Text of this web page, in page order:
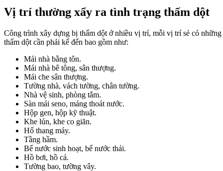
Vị trí thường xẩy ra tình trạng thấm dột
Công trình xây dựng bị thấm dột ở nhiều vị trí, mỗi vị trí sẻ có
thấm dột cần phải kể đến bao gồm như:
Mái nhà bằng tôn.
Mái nhà bê tông, sân thượng.
Mái che sân thượng.
Tường nhà, vách tường, chân tường.
Nhà vệ sinh, phòng tắm.
Sàn mái seno, máng thoát nước.
Hộp gen, hộp kỹ thuật.
Khe lún, khe co giãn.
Hố thang máy.
Tầng hầm.
Bể nước sinh hoạt, bể nước thải.
Hồ bơi, hồ cá.
Tường bao, tường vây.